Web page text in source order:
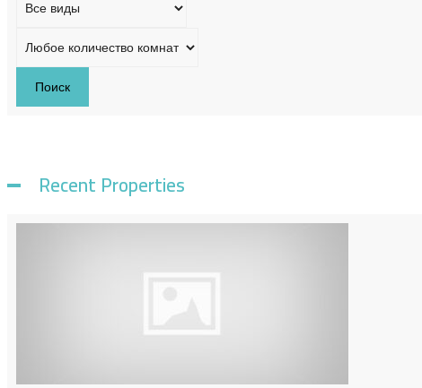
Поиск
Recent Properties